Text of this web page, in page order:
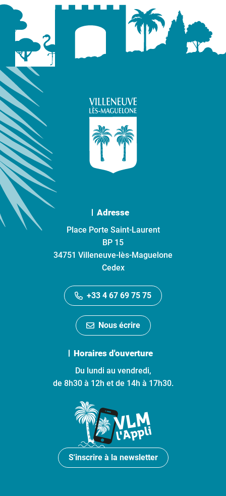
Adresse
Place Porte Saint-Laurent
BP 15
34751 Villeneuve-lès-Maguelone
Cedex
+33 4 67 69 75 75
Nous écrire
Horaires d'ouverture
Du lundi au vendredi,
de 8h30 à 12h et de 14h à 17h30.
S'inscrire à la newsletter